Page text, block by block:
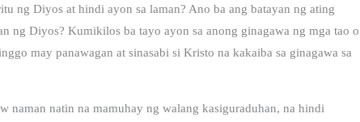
ng Diyos at hindi ayon sa laman? Ano ba ang batayan ng ating
ng Diyos? Kumikilos ba tayo ayon sa anong ginagawa ng mga tao o
may panawagan at sinasabi si Kristo na kakaiba sa ginagawa sa
naman natin na mamuhay ng walang kasiguraduhan, na hindi